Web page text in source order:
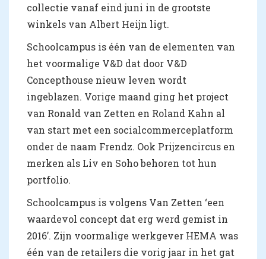
collectie vanaf eind juni in de grootste
winkels van Albert Heijn ligt.
Schoolcampus is één van de elementen van
het voormalige V&D dat door V&D
Concepthouse nieuw leven wordt
ingeblazen. Vorige maand ging het project
van Ronald van Zetten en Roland Kahn al
van start met een socialcommerceplatform
onder de naam Frendz. Ook Prijzencircus en
merken als Liv en Soho behoren tot hun
portfolio.
Schoolcampus is volgens Van Zetten ‘een
waardevol concept dat erg werd gemist in
2016’. Zijn voormalige werkgever HEMA was
één van de retailers die vorig jaar in het gat